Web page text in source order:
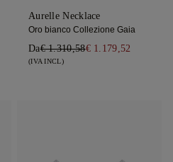
Aurelle Necklace
Oro bianco Collezione Gaia
Da€ 1.310,58€ 1.179,52
(IVA INCL)